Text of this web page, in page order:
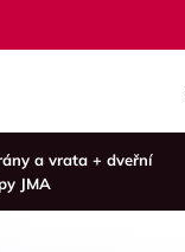
a vrata + dveřní
JMA